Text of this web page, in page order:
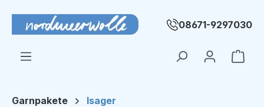
Zum Hauptinhalt springen
08671-9297030
Garnpakete Isager